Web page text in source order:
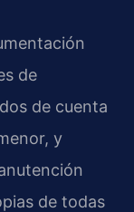
de
de cuenta
y
de todas